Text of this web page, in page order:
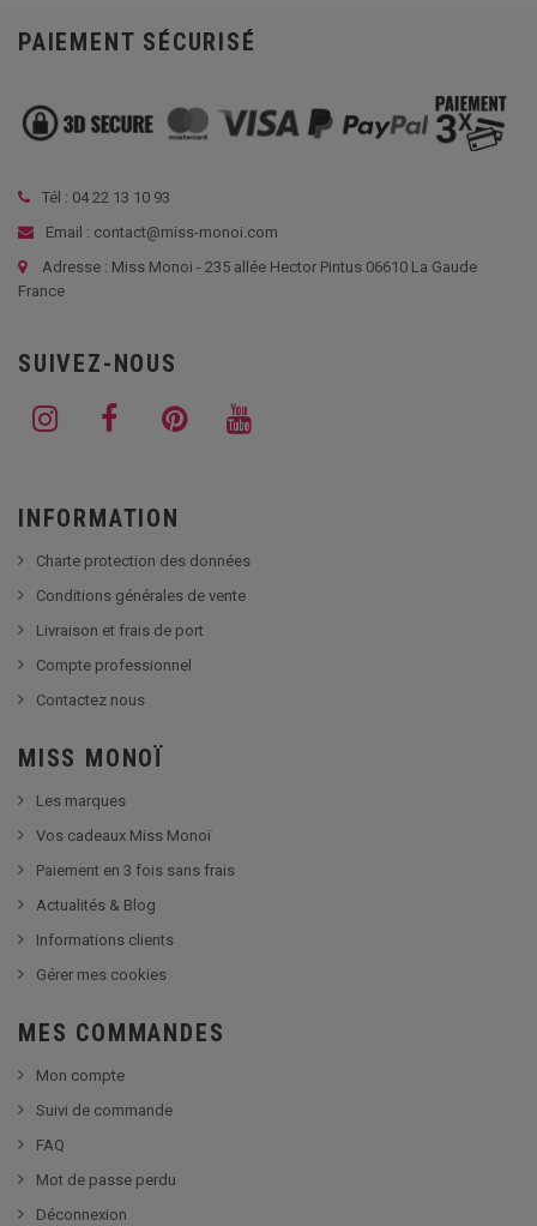
PAIEMENT SÉCURISÉ
Tél : 04 22 13 10 93
Email : contact@miss-monoi.com
Adresse : Miss Monoi - 235 allée Hector Pintus 06610 La Gaude
France
SUIVEZ-NOUS
INFORMATION
Charte protection des données
Conditions générales de vente
Livraison et frais de port
Compte professionnel
Contactez nous
MISS MONOÏ
Les marques
Vos cadeaux Miss Monoï
Paiement en 3 fois sans frais
Actualités & Blog
Informations clients
Gérer mes cookies
MES COMMANDES
Mon compte
Suivi de commande
FAQ
Mot de passe perdu
Déconnexion